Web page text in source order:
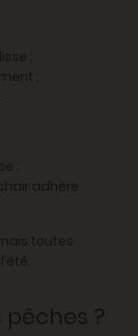
;
;
;
adhère
toutes
?